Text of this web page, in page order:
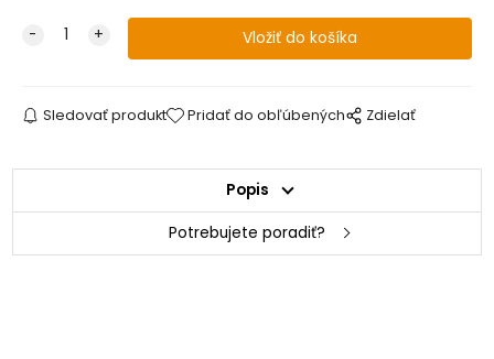
Sledovať produkt Pridať do obľúbených Zdielať
Popis
Potrebujete poradiť?